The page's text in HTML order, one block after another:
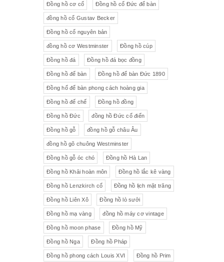
Đồng hồ cơ cổ Đồng hồ cổ Đức để bàn
đồng hồ cổ Gustav Becker
Đồng hồ cổ nguyên bản
đồng hồ cơ Westminster Đồng hồ cúp
Đồng hồ đá Đồng hồ đá bọc đồng
Đồng hồ để bàn Đồng hồ để bàn Đức 1890
Đồng hổ để bàn phong cách hoàng gia
Đồng hồ đế chế Đồng hồ đồng
Đồng hồ Đức đồng hồ Đức cổ điển
Đồng hồ gỗ đồng hồ gỗ châu Âu
đồng hồ gõ chuông Westminster
Đồng hồ gỗ óc chó Đồng hồ Hà Lan
Đồng hồ Khải hoàn môn Đồng hồ lắc kê vàng
Đồng hồ Lenzkirch cổ Đồng hồ lịch mặt trăng
Đồng hồ Liên Xô Đồng hồ lò sưởi
Đồng hồ mạ vàng đồng hồ máy cơ vintage
Đồng hồ moon phase Đồng hồ Mỹ
Đồng hồ Nga Đồng hồ Pháp
Đồng hồ phong cách Louis XVI Đồng hồ Prim